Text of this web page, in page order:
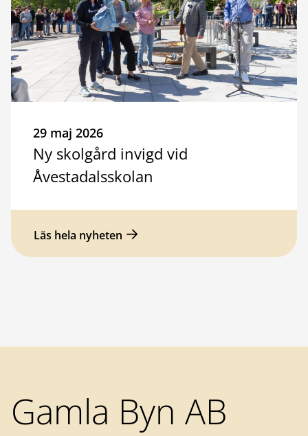
29 maj 2026
Ny skolgård invigd vid
Åvestadalsskolan
Läs hela nyheten
Gamla Byn AB